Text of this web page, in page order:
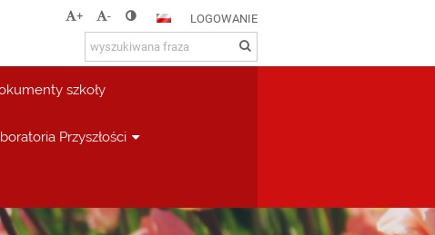
+ - LOGOWANIE
szkoły
Przyszłości